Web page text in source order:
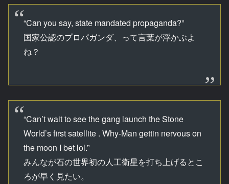
“Can you say, state mandated propaganda?”
国家公認のプロパガンダ、って言葉が浮かぶよ
ね？
“Can’t wait to see the gang launch the Stone
World’s first satellite . Why-Man gettin nervous on
the moon I bet lol.”
みんなが石の世界初の人工衛星を打ち上げるとこ
ろが早く見たい。